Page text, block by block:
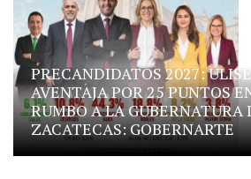
PRECANDIDATOS 2027:
AVENTAJA POR 25 PUNTOS
RUMBO A LA GUBERNATURA
ZACATECAS: GOBERNARTE